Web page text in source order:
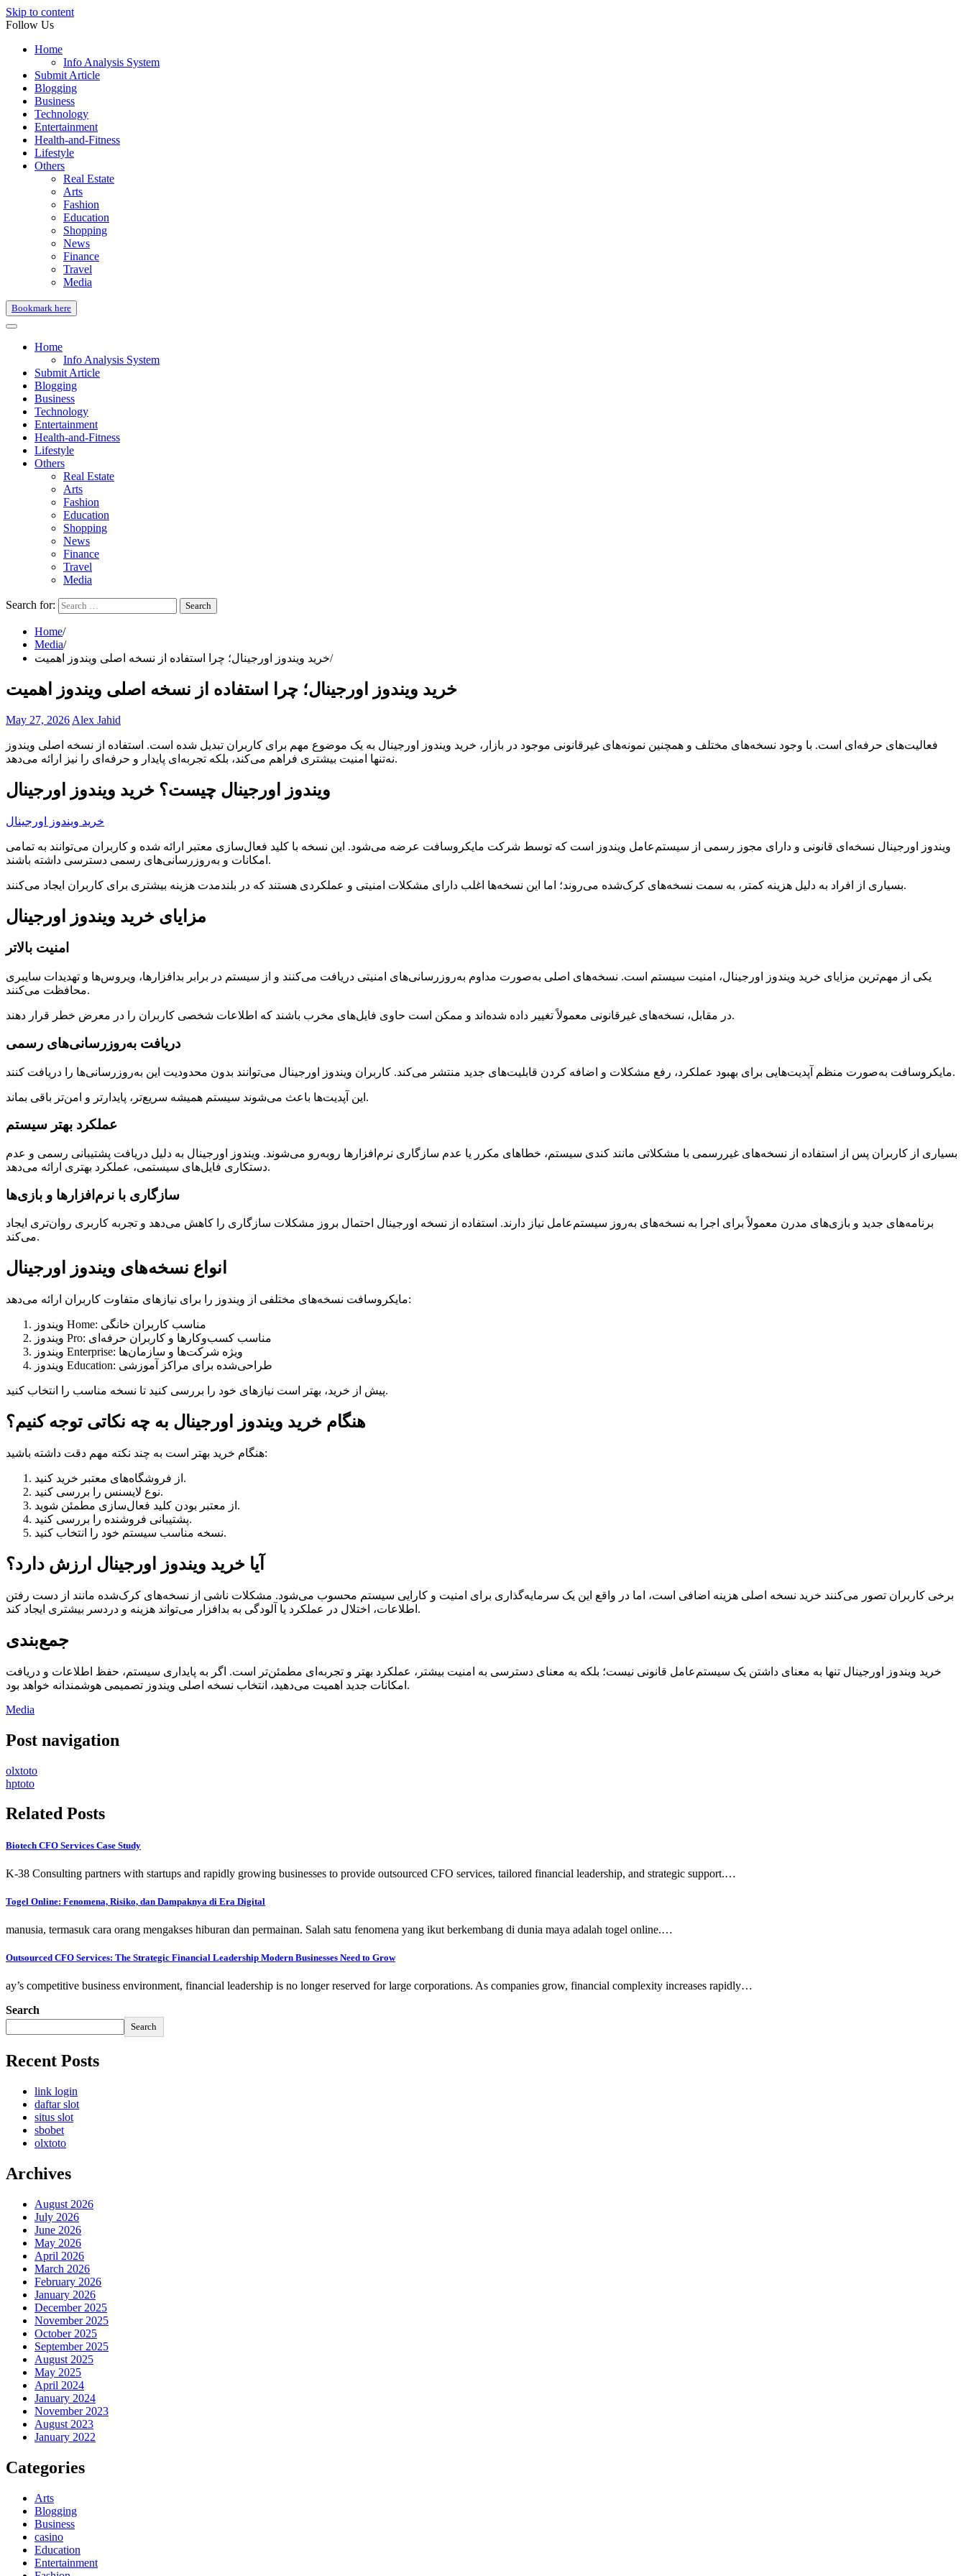
Skip to content
Follow Us
Home
Info Analysis System
Submit Article
Blogging
Business
Technology
Entertainment
Health-and-Fitness
Lifestyle
Others
Real Estate
Arts
Fashion
Education
Shopping
News
Finance
Travel
Media
Bookmark here
Home
Info Analysis System
Submit Article
Blogging
Business
Technology
Entertainment
Health-and-Fitness
Lifestyle
Others
Real Estate
Arts
Fashion
Education
Shopping
News
Finance
Travel
Media
Search for:
Home
Media
خرید ویندوز اورجینال؛ چرا استفاده از نسخه اصلی ویندوز اهمیت
خرید ویندوز اورجینال؛ چرا استفاده از نسخه اصلی ویندوز اهمیت
May 27, 2026 Alex Jahid
فعالیت‌های حرفه‌ای است. با وجود نسخه‌های مختلف و همچنین نمونه‌های غیرقانونی موجود در بازار، خرید ویندوز اورجینال به یک موضوع مهم برای کاربران تبدیل شده است. استفاده از نسخه اصلی ویندوز
نه‌تنها امنیت بیشتری فراهم می‌کند، بلکه تجربه‌ای پایدار و حرفه‌ای را نیز ارائه می‌دهد.
ویندوز اورجینال چیست؟ خرید ویندوز اورجینال
خرید ویندوز اورجینال
ویندوز اورجینال نسخه‌ای قانونی و دارای مجوز رسمی از سیستم‌عامل ویندوز است که توسط شرکت مایکروسافت عرضه می‌شود. این نسخه با کلید فعال‌سازی معتبر ارائه شده و کاربران می‌توانند به تمامی
امکانات و به‌روزرسانی‌های رسمی دسترسی داشته باشند.
بسیاری از افراد به دلیل هزینه کمتر، به سمت نسخه‌های کرک‌شده می‌روند؛ اما این نسخه‌ها اغلب دارای مشکلات امنیتی و عملکردی هستند که در بلندمدت هزینه بیشتری برای کاربران ایجاد می‌کنند.
مزایای خرید ویندوز اورجینال
امنیت بالاتر
یکی از مهم‌ترین مزایای خرید ویندوز اورجینال، امنیت سیستم است. نسخه‌های اصلی به‌صورت مداوم به‌روزرسانی‌های امنیتی دریافت می‌کنند و از سیستم در برابر بدافزارها، ویروس‌ها و تهدیدات سایبری
محافظت می‌کنند.
در مقابل، نسخه‌های غیرقانونی معمولاً تغییر داده شده‌اند و ممکن است حاوی فایل‌های مخرب باشند که اطلاعات شخصی کاربران را در معرض خطر قرار دهند.
دریافت به‌روزرسانی‌های رسمی
مایکروسافت به‌صورت منظم آپدیت‌هایی برای بهبود عملکرد، رفع مشکلات و اضافه کردن قابلیت‌های جدید منتشر می‌کند. کاربران ویندوز اورجینال می‌توانند بدون محدودیت این به‌روزرسانی‌ها را دریافت کنند.
این آپدیت‌ها باعث می‌شوند سیستم همیشه سریع‌تر، پایدارتر و امن‌تر باقی بماند.
عملکرد بهتر سیستم
بسیاری از کاربران پس از استفاده از نسخه‌های غیررسمی با مشکلاتی مانند کندی سیستم، خطاهای مکرر یا عدم سازگاری نرم‌افزارها روبه‌رو می‌شوند. ویندوز اورجینال به دلیل دریافت پشتیبانی رسمی و عدم
دستکاری فایل‌های سیستمی، عملکرد بهتری ارائه می‌دهد.
سازگاری با نرم‌افزارها و بازی‌ها
برنامه‌های جدید و بازی‌های مدرن معمولاً برای اجرا به نسخه‌های به‌روز سیستم‌عامل نیاز دارند. استفاده از نسخه اورجینال احتمال بروز مشکلات سازگاری را کاهش می‌دهد و تجربه کاربری روان‌تری ایجاد
می‌کند.
انواع نسخه‌های ویندوز اورجینال
مایکروسافت نسخه‌های مختلفی از ویندوز را برای نیازهای متفاوت کاربران ارائه می‌دهد:
ویندوز Home: مناسب کاربران خانگی
ویندوز Pro: مناسب کسب‌وکارها و کاربران حرفه‌ای
ویندوز Enterprise: ویژه شرکت‌ها و سازمان‌ها
ویندوز Education: طراحی‌شده برای مراکز آموزشی
پیش از خرید، بهتر است نیازهای خود را بررسی کنید تا نسخه مناسب را انتخاب کنید.
هنگام خرید ویندوز اورجینال به چه نکاتی توجه کنیم؟
هنگام خرید بهتر است به چند نکته مهم دقت داشته باشید:
از فروشگاه‌های معتبر خرید کنید.
نوع لایسنس را بررسی کنید.
از معتبر بودن کلید فعال‌سازی مطمئن شوید.
پشتیبانی فروشنده را بررسی کنید.
نسخه مناسب سیستم خود را انتخاب کنید.
آیا خرید ویندوز اورجینال ارزش دارد؟
برخی کاربران تصور می‌کنند خرید نسخه اصلی هزینه اضافی است، اما در واقع این یک سرمایه‌گذاری برای امنیت و کارایی سیستم محسوب می‌شود. مشکلات ناشی از نسخه‌های کرک‌شده مانند از دست رفتن
اطلاعات، اختلال در عملکرد یا آلودگی به بدافزار می‌تواند هزینه و دردسر بیشتری ایجاد کند.
جمع‌بندی
خرید ویندوز اورجینال تنها به معنای داشتن یک سیستم‌عامل قانونی نیست؛ بلکه به معنای دسترسی به امنیت بیشتر، عملکرد بهتر و تجربه‌ای مطمئن‌تر است. اگر به پایداری سیستم، حفظ اطلاعات و دریافت
امکانات جدید اهمیت می‌دهید، انتخاب نسخه اصلی ویندوز تصمیمی هوشمندانه خواهد بود.
Media
Post navigation
olxtoto
hptoto
Related Posts
Biotech CFO Services Case Study
K-38 Consulting partners with startups and rapidly growing businesses to provide outsourced CFO services, tailored financial leadership, and strategic support.…
Togel Online: Fenomena, Risiko, dan Dampaknya di Era Digital
manusia, termasuk cara orang mengakses hiburan dan permainan. Salah satu fenomena yang ikut berkembang di dunia maya adalah togel online.…
Outsourced CFO Services: The Strategic Financial Leadership Modern Businesses Need to Grow
ay’s competitive business environment, financial leadership is no longer reserved for large corporations. As companies grow, financial complexity increases rapidly…
Search
Search
Recent Posts
link login
daftar slot
situs slot
sbobet
olxtoto
Archives
August 2026
July 2026
June 2026
May 2026
April 2026
March 2026
February 2026
January 2026
December 2025
November 2025
October 2025
September 2025
August 2025
May 2025
April 2024
January 2024
November 2023
August 2023
January 2022
Categories
Arts
Blogging
Business
casino
Education
Entertainment